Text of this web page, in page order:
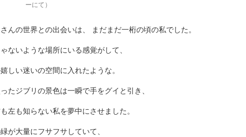
ーにて）
んの世界との出会いは、 まだまだ一桁の頃の私でした。
ないような場所にいる感覚がして、
しい迷いの空間に入れたような。
たジブリの景色は一瞬で手をグイと引き、
左も知らない私を夢中にさせました。
が大量にフサフサしていて、